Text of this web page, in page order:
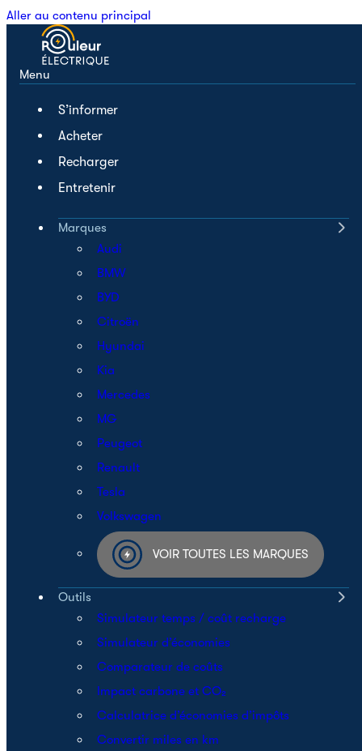
Aller au contenu principal
Menu
S’informer
Acheter
Recharger
Entretenir
Marques
Audi
BMW
BYD
Citroën
Hyundai
Kia
Mercedes
MG
Peugeot
Renault
Tesla
Volkswagen
VOIR TOUTES LES MARQUES
Outils
Simulateur temps / coût recharge
Simulateur d’économies
Comparateur de coûts
Impact carbone et CO₂
Calculatrice d’économies d’impôts
Convertir miles en km